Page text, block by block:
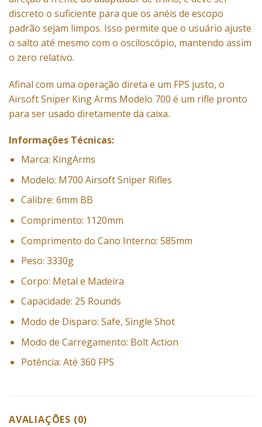
discreto o suficiente para que os anéis de escopo
padrão sejam limpos. Isso permite que o usuário ajuste
o salto até mesmo com o osciloscópio, mantendo assim
o zero relativo.
Afinal com uma operação direta e um FPS justo, o
Airsoft Sniper King Arms Modelo 700 é um rifle pronto
para ser usado diretamente da caixa.
Informações Técnicas:
Marca: KingArms
Modelo: M700 Airsoft Sniper Rifles
Calibre: 6mm BB
Comprimento: 1120mm
Comprimento do Cano Interno: 585mm
Peso: 3330g
Corpo: Metal e Madeira
Capacidade: 25 Rounds
Modo de Disparo: Safe, Single Shot
Modo de Carregamento: Bolt Action
Potência: Até 360 FPS
AVALIAÇÕES (0)